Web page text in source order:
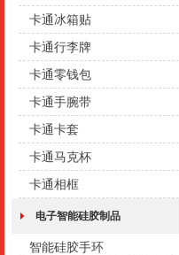
卡通冰箱贴
卡通行李牌
卡通零钱包
卡通手腕带
卡通卡套
卡通马克杯
卡通相框
电子智能硅胶制品
智能硅胶手环